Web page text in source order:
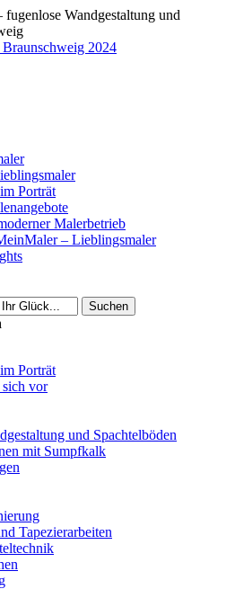
Wandgestaltung und
Porträt
Malerbetrieb
– Lieblingsmaler
Suchen
Porträt
sich vor
und Spachtelböden
mit Sumpfkalk
Tapezierarbeiten